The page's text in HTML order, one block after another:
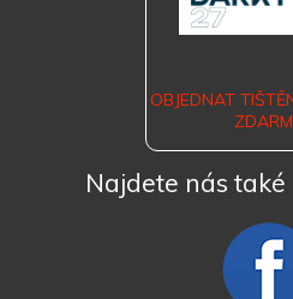
OBJEDNAT
Najdete nás